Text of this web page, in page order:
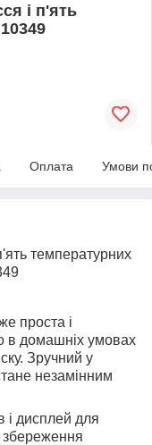
і п'ять
Оплата Умови
температурних
проста і
в домашніх умовах
Зручний у
незамінним
і дисплей для
збереження